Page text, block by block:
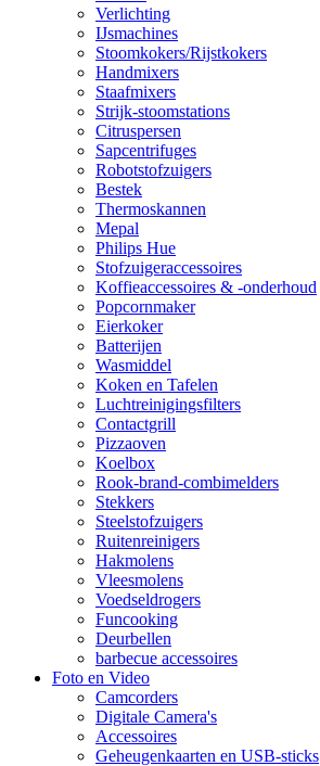
Verlichting
IJsmachines
Stoomkokers/Rijstkokers
Handmixers
Staafmixers
Strijk-stoomstations
Citruspersen
Sapcentrifuges
Robotstofzuigers
Bestek
Thermoskannen
Mepal
Philips Hue
Stofzuigeraccessoires
Koffieaccessoires & -onderhoud
Popcornmaker
Eierkoker
Batterijen
Wasmiddel
Koken en Tafelen
Luchtreinigingsfilters
Contactgrill
Pizzaoven
Koelbox
Rook-brand-combimelders
Stekkers
Steelstofzuigers
Ruitenreinigers
Hakmolens
Vleesmolens
Voedseldrogers
Funcooking
Deurbellen
barbecue accessoires
Foto en Video
Camcorders
Digitale Camera's
Accessoires
Geheugenkaarten en USB-sticks